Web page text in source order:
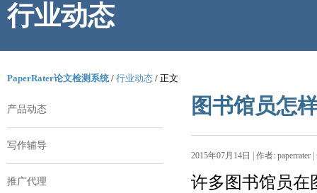
行业动态
PaperRater论文检测系统/ 行业动态 / 正文
产品动态
写作辅导
推广代理
图书馆员怎
2015年07月14日 | 作者: paperrater
许多图书馆员在